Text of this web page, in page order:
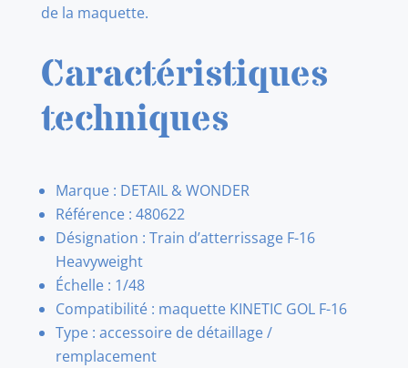
de la maquette.
Caractéristiques
techniques
Marque : DETAIL & WONDER
Référence : 480622
Désignation : Train d’atterrissage F-16
Heavyweight
Échelle : 1/48
Compatibilité : maquette KINETIC GOL F-16
Type : accessoire de détaillage /
remplacement